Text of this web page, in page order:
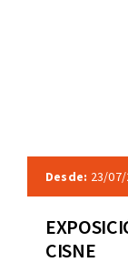
Desde: 23/
CISNE